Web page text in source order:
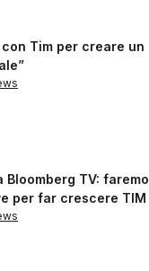
con Tim per creare un
Bloomberg TV: faremo
per far crescere TIM